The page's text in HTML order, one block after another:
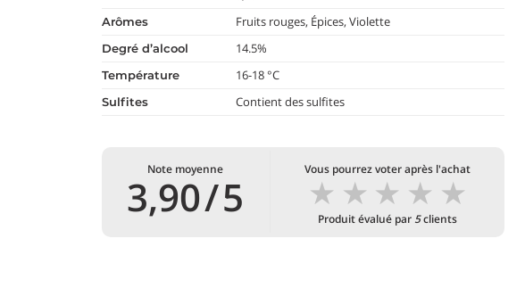
arômes Fruits rouges, Épices, Violette
degré d’alcool 14.5%
température 16-18 °C
Sulfites Contient des sulfites
Note moyenne
3,90/5
Vous pourrez voter après l'achat
★
★
★
★
★
Produit évalué par 5clients